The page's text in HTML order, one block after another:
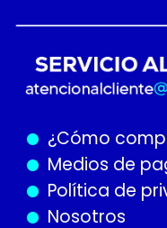
¿Cómo
Medios de
Política de
Nosotros